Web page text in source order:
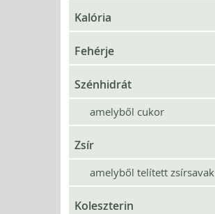
Kalória
Fehérje
Szénhidrát
amelyből cukor
Zsír
amelyből telített zsírsavak
Koleszterin